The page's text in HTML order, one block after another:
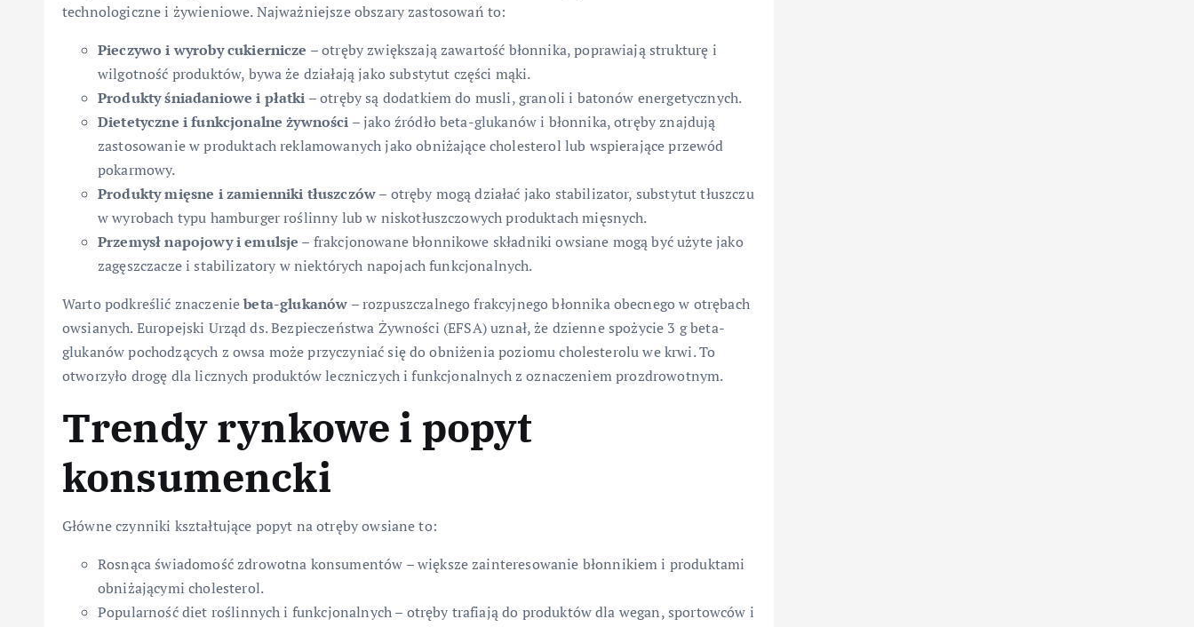
technologiczne i żywieniowe. Najważniejsze obszary zastosowań to:
Pieczywo i wyroby cukiernicze – otręby zwiększają zawartość błonnika, poprawiają strukturę i
wilgotność produktów, bywa że działają jako substytut części mąki.
Produkty śniadaniowe i płatki – otręby są dodatkiem do musli, granoli i batonów energetycznych.
Dietetyczne i funkcjonalne żywności – jako źródło beta-glukanów i błonnika, otręby znajdują
zastosowanie w produktach reklamowanych jako obniżające cholesterol lub wspierające przewód
pokarmowy.
Produkty mięsne i zamienniki tłuszczów– otręby mogą działać jako stabilizator, substytut tłuszczu
w wyrobach typu hamburger roślinny lub w niskotłuszczowych produktach mięsnych.
Przemysł napojowy i emulsje – frakcjonowane błonnikowe składniki owsiane mogą być użyte jako
zagęszczacze i stabilizatory w niektórych napojach funkcjonalnych.
Warto podkreślić znaczeniebeta-glukanów – rozpuszczalnego frakcyjnego błonnika obecnego w otrębach
owsianych. Europejski Urząd ds. Bezpieczeństwa Żywności (EFSA) uznał, że dzienne spożycie 3 g beta-
glukanów pochodzących z owsa może przyczyniać się do obniżenia poziomu cholesterolu we krwi. To
otworzyło drogę dla licznych produktów leczniczych i funkcjonalnych z oznaczeniem prozdrowotnym.
Trendy rynkowe i popyt
konsumencki
Główne czynniki kształtujące popyt na otręby owsiane to:
Rosnąca świadomość zdrowotna konsumentów – większe zainteresowanie błonnikiem i produktami
obniżającymi cholesterol.
Popularność diet roślinnych i funkcjonalnych – otręby trafiają do produktów dla wegan, sportowców i